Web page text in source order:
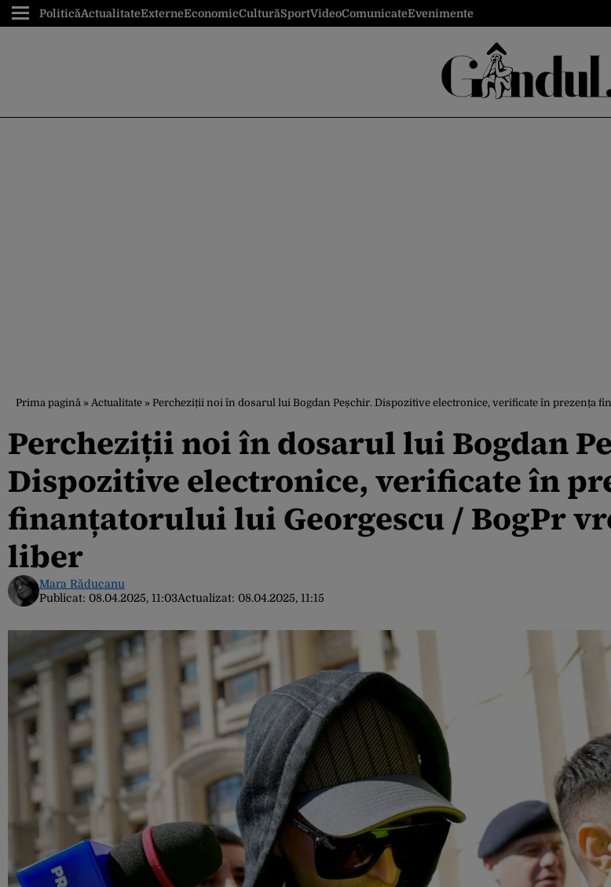
PoliticăActualitateExterneEconomicCulturăSportVideoComunicateEvenimente
Prima pagină » Actualitate » Percheziții noi în dosarul lui Bogdan Peșchir. Dispozitive electronice, verificate în prezența
Percheziții noi în dosarul lui Bogdan
Dispozitive electronice, verificate în
finanțatorului lui Georgescu / BogPr
liber
Mara Răducanu
Publicat: 08.04.2025, 11:03Actualizat: 08.04.2025, 11:15